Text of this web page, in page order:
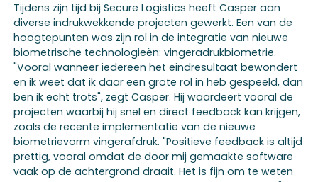
Tijdens zijn tijd bij Secure Logistics heeft Casper aan
diverse indrukwekkende projecten gewerkt. Een van de
hoogtepunten was zijn rol in de integratie van nieuwe
biometrische technologieën: vingeradrukbiometrie.
"Vooral wanneer iedereen het eindresultaat bewondert
en ik weet dat ik daar een grote rol in heb gespeeld, dan
ben ik echt trots", zegt Casper. Hij waardeert vooral de
projecten waarbij hij snel en direct feedback kan krijgen,
zoals de recente implementatie van de nieuwe
biometrievorm vingerafdruk. "Positieve feedback is altijd
prettig, vooral omdat de door mij gemaakte software
vaak op de achtergrond draait. Het is fijn om te weten